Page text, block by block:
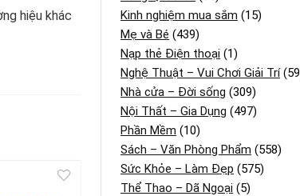
hiệu khác
Kinh nghiệm mua sắm (15)
Mẹ và Bé (439)
Nạp thẻ Điện thoại (1)
Nghệ Thuật – Vui Chơi Giải Trí
Nhà cửa – Đời sống (309)
Nội Thất – Gia Dụng (497)
Phần Mềm (10)
Sách – Văn Phòng Phẩm (558)
Sức Khỏe – Làm Đẹp (575)
Thể Thao – Dã Ngoại (5)